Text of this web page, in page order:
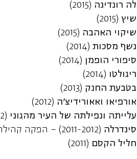
לה רונדינה (2015)
שיץ (2015)
שיקוי האהבה (2015)
נשף מסכות (2014)
סיפורי הופמן (2014)
ריגולטו (2014)
בטבעת החנק (2013)
אורפיאו ואאורידיצ'ה (2012)
עלייתה ונפילתה של העיר מהגוני (2012)
סינדרלה (2011-2012) – הפקה קהילתית
חליל הקסם (2011)